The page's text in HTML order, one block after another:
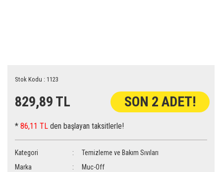
Stok Kodu : 1123
829,89 TL SON 2 ADET!
* 86,11 TL den başlayan taksitlerle!
Kategori
Temizleme ve Bakım Sıvıları
Marka
Muc-Off